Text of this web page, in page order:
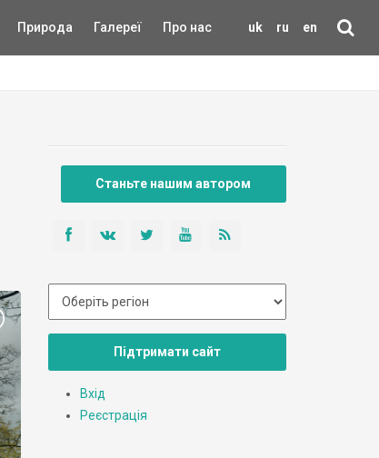
uk ru en
Природа Галереї Про нас
Станьте нашим автором
Підтримати сайт
Вхід
Реєстрація